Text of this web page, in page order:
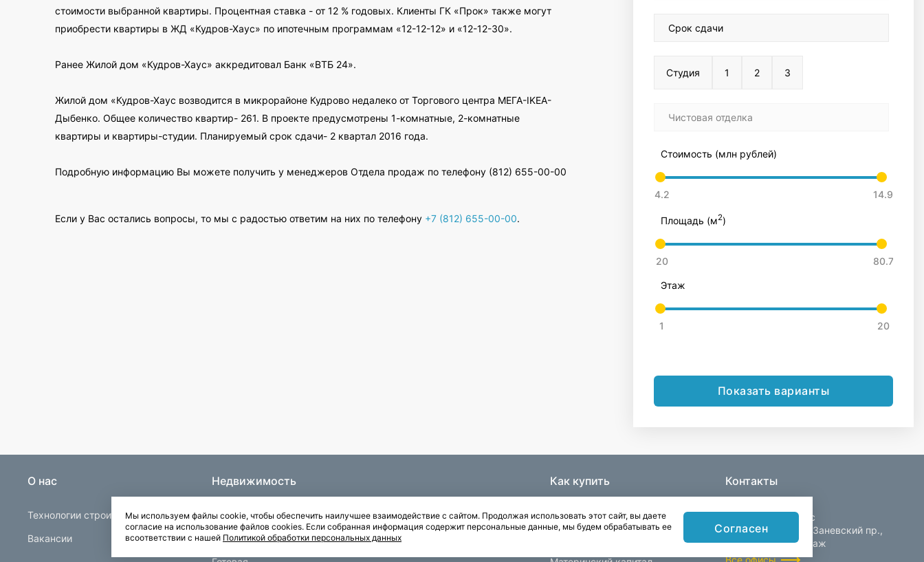
стоимости выбранной квартиры. Процентная ставка - от 12 % годовых. Клиенты ГК «Прок» также могут
приобрести квартиры в ЖД «Кудров-Хаус» по ипотечным программам «12-12-12» и «12-12-30».
Ранее Жилой дом «Кудров-Хаус» аккредитовал Банк «ВТБ 24».
Жилой дом «Кудров-Хаус возводится в микрорайоне Кудрово недалеко от Торгового центра МЕГА-IKEA-
Дыбенко. Общее количество квартир- 261. В проекте предусмотрены 1-комнатные, 2-комнатные
квартиры и квартиры-студии. Планируемый срок сдачи- 2 квартал 2016 года.
Подробную информацию Вы можете получить у менеджеров Отдела продаж по телефону (812) 655-00-00
Если у Вас остались вопросы, то мы с радостью ответим на них по телефону +7 (812) 655-00-00.
Срок сдачи
Студия 1 2 3
Чистовая отделка
Стоимость (млн рублей)
Площадь (м2)
Этаж
Показать варианты
О нас
Технологии строительства
Вакансии
Недвижимость
Строящаяся
Квартиры в Буграх
Паркинги
Квартиры с отделкой
Как купить
Ипотека
Контакты
Центральный офис
Санкт-Петербург, Заневский пр.,
д. 30, корп. 2, 4 этаж
Все офисы
Мы используем файлы cookie, чтобы обеспечить наилучшее взаимодействие с сайтом. Продолжая использовать этот сайт, вы даете
согласие на использование файлов cookies. Если собранная информация содержит персональные данные, мы будем обрабатывать ее
всоответствии с нашей Политикой обработки персональных данных
Согласен